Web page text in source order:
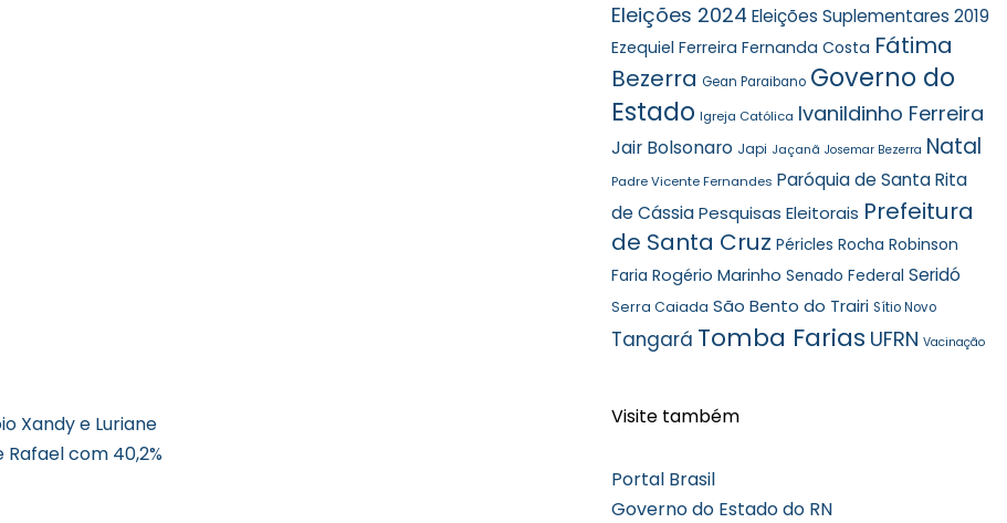
Xandy e Luriane
Rafael com 40,2%
Eleições 2024 Eleições Suplementares 2019
Ezequiel Ferreira Fernanda Costa Fátima
Bezerra Gean Paraibano Governo do
Estado Igreja Católica Ivanildinho Ferreira
Jair Bolsonaro Japi Jaçanã Josemar Bezerra Natal
Padre Vicente Fernandes Paróquia de Santa Rita
de Cássia Pesquisas Eleitorais Prefeitura
de Santa Cruz Péricles Rocha Robinson
Faria Rogério Marinho Senado Federal Seridó
Serra Caiada São Bento do Trairi Sítio Novo
Tangará Tomba Farias UFRN Vacinação
Visite também
Portal Brasil
Governo do Estado do RN